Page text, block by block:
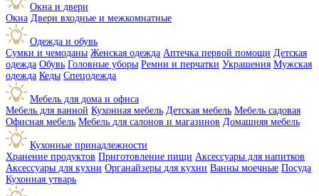
Окна и двери
Окна Двери входные и межкомнатные
Одежда и обувь
Сумки и чемоданы Женская одежда Аптечка первой помощи Детская
одежда Обувь Головные уборы Ремни и перчатки Украшения Мужская
одежда Кеды Спецодежда
Мебель для дома и офиса
Мебель для ванной Кухонная мебель Детская мебель Мебель садовая
Офисная мебель Мебель для салонов и магазинов Домашняя мебель
Кухонные принадлежности
Хранение продуктов Приготовление пищи Аксессуары для напитков
Аксессуары для кухни Органайзеры для кухни Ванны моечные Посуда
Кухонная утварь